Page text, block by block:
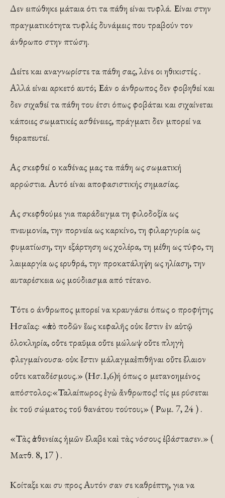
Δεν ειπώθηκε μάταια ότι τα πάθη είναι τυφλά. Είναι στην
πραγματικότητα τυφλές δυνάμεις που τραβούν τον
άνθρωπο στην πτώση.
Δείτε και αναγνωρίστε τα πάθη σας, λένε οι ηθικιστές .
Αλλά είναι αρκετό αυτό; Εάν ο άνθρωπος δεν φοβηθεί και
δεν σιχαθεί τα πάθη του έτσι όπως φοβάται και σιχαίνεται
κάποιες σωματικές ασθένειες, πράγματι δεν μπορεί να
θεραπευτεί.
Ας σκεφθεί ο καθένας μας τα πάθη ως σωματική
αρρώστια. Αυτό είναι αποφασιστικής σημασίας.
Ας σκεφθούμε για παράδειγμα τη φιλοδοξία ως
πνευμονία, την πορνεία ως καρκίνο, τη φιλαργυρία ως
φυματίωση, την εξάρτηση ως χολέρα, τη μέθη ως τύφο, τη
λαιμαργία ως ερυθρά, την προκατάληψη ως ηλίαση, την
αυταρέσκεια ως μούδιασμα από τέτανο.
Τότε ο άνθρωπος μπορεί να κραυγάσει όπως ο προφήτης
Ησαΐας: «ἀπὸ ποδῶν ἕως κεφαλῆς οὐκ ἔστιν ἐν αὐτῷ
ὁλοκληρία, οὔτε τραῦμα οὔτε μώλωψ οὔτε πληγὴ
φλεγμαίνουσα· οὐκ ἔστιν μάλαγμαἐπιθῆναι οὔτε ἔλαιον
οὔτε καταδέσμους.» (Ησ.1,6)ή όπως ο μετανοημένος
απόστολος:«Ταλαίπωρος ἐγὼ ἄνθρωπος! τίς με ρύσεται
ἐκ τοῦ σώματος τοῦ θανάτου τούτου;» ( Ρωμ. 7, 24 ) .
«Τὰς ἀσθενείας ἡμῶν ἔλαβε καὶ τὰς νόσους ἐβάστασεν.» (
Ματθ. 8, 17 ) .
Κοίταξε και συ προς Αυτόν σαν σε καθρέπτη, για να